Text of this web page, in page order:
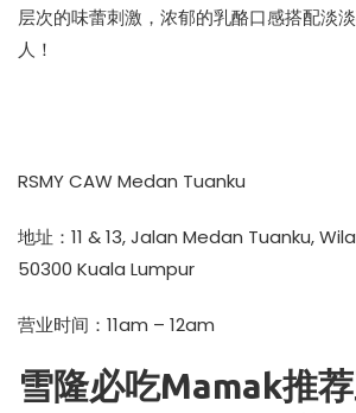
层次的味蕾刺激，浓郁的乳酪口感搭配淡
人！
RSMY CAW Medan Tuanku
地址：11 & 13, Jalan Medan Tuanku,
50300 Kuala Lumpur
营业时间：11am – 12am
雪隆必吃Mamak推荐